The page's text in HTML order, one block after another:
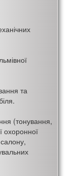
та
(тонування,
охоронної
салону,